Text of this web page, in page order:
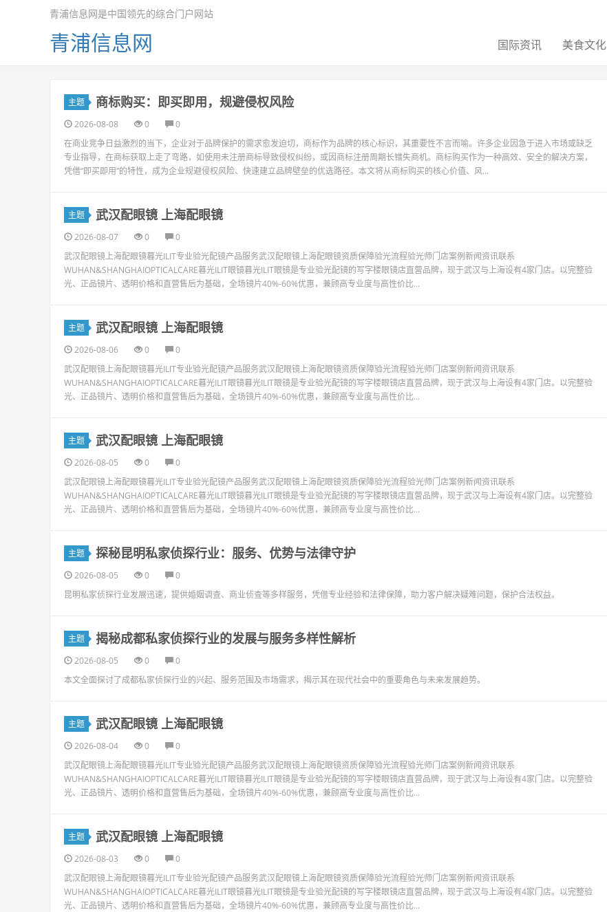
青浦信息网是中国领先的综合门户网站
青浦信息网 国际资讯 美食文化
主题 商标购买：即买即用，规避侵权风险
2026-08-08 0
0
在商业竞争日益激烈的当下，企业对于品牌保护的需求愈发迫切，商标作为品牌的核心标识，其重要性不言而喻。许多企业因急于进入市场或缺乏
专业指导，在商标获取上走了弯路，如使用未注册商标导致侵权纠纷，或因商标注册周期长错失商机。商标购买作为一种高效、安全的解决方案，
凭借“即买即用”的特性，成为企业规避侵权风险、快速建立品牌壁垒的优选路径。本文将从商标购买的核心价值、风...
主题 武汉配眼镜 上海配眼镜
2026-08-07 0
0
武汉配眼镜上海配眼镜暮光ILIT专业验光配镜产品服务武汉配眼镜上海配眼镜资质保障验光流程验光师门店案例新闻资讯联系
WUHAN&SHANGHAIOPTICALCARE暮光ILIT眼镜暮光ILIT眼镜是专业验光配镜的写字楼眼镜店直营品牌，现于武汉与上海设有4家门店。以完整验
光、正品镜片、透明价格和直营售后为基础，全场镜片40%-60%优惠，兼顾高专业度与高性价比...
主题 武汉配眼镜 上海配眼镜
2026-08-06 0
0
武汉配眼镜上海配眼镜暮光ILIT专业验光配镜产品服务武汉配眼镜上海配眼镜资质保障验光流程验光师门店案例新闻资讯联系
WUHAN&SHANGHAIOPTICALCARE暮光ILIT眼镜暮光ILIT眼镜是专业验光配镜的写字楼眼镜店直营品牌，现于武汉与上海设有4家门店。以完整验
光、正品镜片、透明价格和直营售后为基础，全场镜片40%-60%优惠，兼顾高专业度与高性价比...
主题 武汉配眼镜 上海配眼镜
2026-08-05 0
0
武汉配眼镜上海配眼镜暮光ILIT专业验光配镜产品服务武汉配眼镜上海配眼镜资质保障验光流程验光师门店案例新闻资讯联系
WUHAN&SHANGHAIOPTICALCARE暮光ILIT眼镜暮光ILIT眼镜是专业验光配镜的写字楼眼镜店直营品牌，现于武汉与上海设有4家门店。以完整验
光、正品镜片、透明价格和直营售后为基础，全场镜片40%-60%优惠，兼顾高专业度与高性价比...
主题 探秘昆明私家侦探行业：服务、优势与法律守护
2026-08-05 0
0
昆明私家侦探行业发展迅速，提供婚姻调查、商业侦查等多样服务，凭借专业经验和法律保障，助力客户解决疑难问题，保护合法权益。
主题 揭秘成都私家侦探行业的发展与服务多样性解析
2026-08-05 0
0
本文全面探讨了成都私家侦探行业的兴起、服务范围及市场需求，揭示其在现代社会中的重要角色与未来发展趋势。
主题 武汉配眼镜 上海配眼镜
2026-08-04 0
0
武汉配眼镜上海配眼镜暮光ILIT专业验光配镜产品服务武汉配眼镜上海配眼镜资质保障验光流程验光师门店案例新闻资讯联系
WUHAN&SHANGHAIOPTICALCARE暮光ILIT眼镜暮光ILIT眼镜是专业验光配镜的写字楼眼镜店直营品牌，现于武汉与上海设有4家门店。以完整验
光、正品镜片、透明价格和直营售后为基础，全场镜片40%-60%优惠，兼顾高专业度与高性价比...
主题 武汉配眼镜 上海配眼镜
2026-08-03 0
0
武汉配眼镜上海配眼镜暮光ILIT专业验光配镜产品服务武汉配眼镜上海配眼镜资质保障验光流程验光师门店案例新闻资讯联系
WUHAN&SHANGHAIOPTICALCARE暮光ILIT眼镜暮光ILIT眼镜是专业验光配镜的写字楼眼镜店直营品牌，现于武汉与上海设有4家门店。以完整验
光、正品镜片、透明价格和直营售后为基础，全场镜片40%-60%优惠，兼顾高专业度与高性价比...